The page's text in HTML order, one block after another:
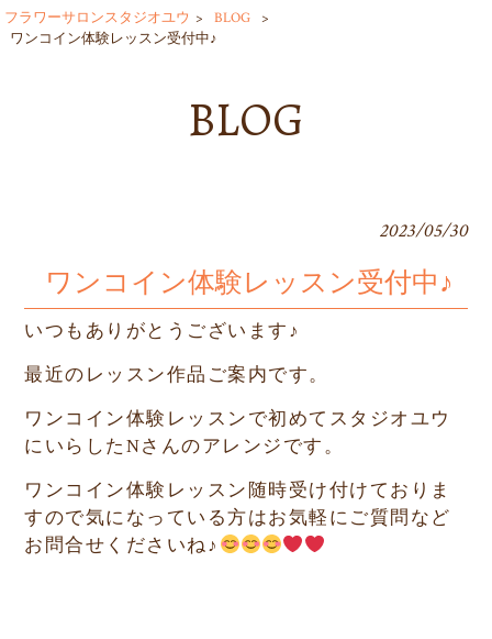
フラワーサロンスタジオユウ > BLOG
>
ワンコイン体験レッスン受付中♪
BLOG
2023/05/30
ワンコイン体験レッスン受付中♪
いつもありがとうございます♪
最近のレッスン作品ご案内です。
ワンコイン体験レッスンで初めてスタジオユウ
にいらしたNさんのアレンジです。
ワンコイン体験レッスン随時受け付けておりま
すので気になっている方はお気軽にご質問など
お問合せくださいね♪